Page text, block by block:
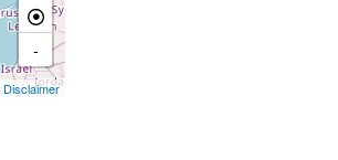
-
Disclaimer